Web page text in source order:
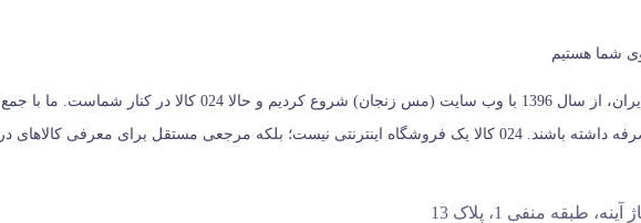
024 کالا، معتبرترین پلتفرم آنلاین فروشگاه صنایع دستی در ایران،
خریداران کمک می‌کنیم تا انتخابی آگاهانه، هوشمندانه و به‌ صرفه داشته باشند. 024 کالا یک فروشگاه اینترنتی نیست؛
طبقه منفی 1، پلاک 13